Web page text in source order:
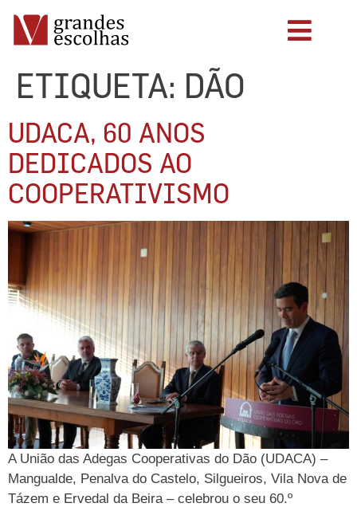
ETIQUETA: DÃO
UDACA, 60 ANOS
DEDICADOS AO
COOPERATIVISMO
A União das Adegas Cooperativas do Dão (UDACA) –
Mangualde, Penalva do Castelo, Silgueiros, Vila Nova de
Tázem e Ervedal da Beira – celebrou o seu 60.º